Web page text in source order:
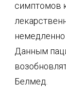
симптомов
немедленно
Данным
Белмед.